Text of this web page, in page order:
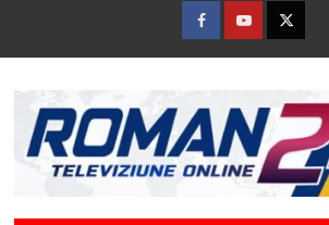
FacebookYoutubeTwitter